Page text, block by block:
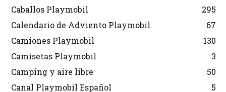
Caballos Playmobil
295
Calendario de Adviento Playmobil
67
Camiones Playmobil
130
Camisetas Playmobil
3
Camping y aire libre
50
Canal Playmobil Español
5